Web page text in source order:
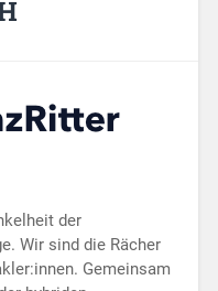
der
Wir sind die Rächer
Gemeinsam